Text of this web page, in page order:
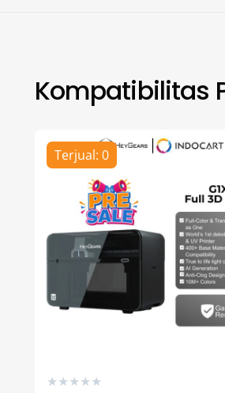
Kompatibilitas
Terjual: 0
★★★★★